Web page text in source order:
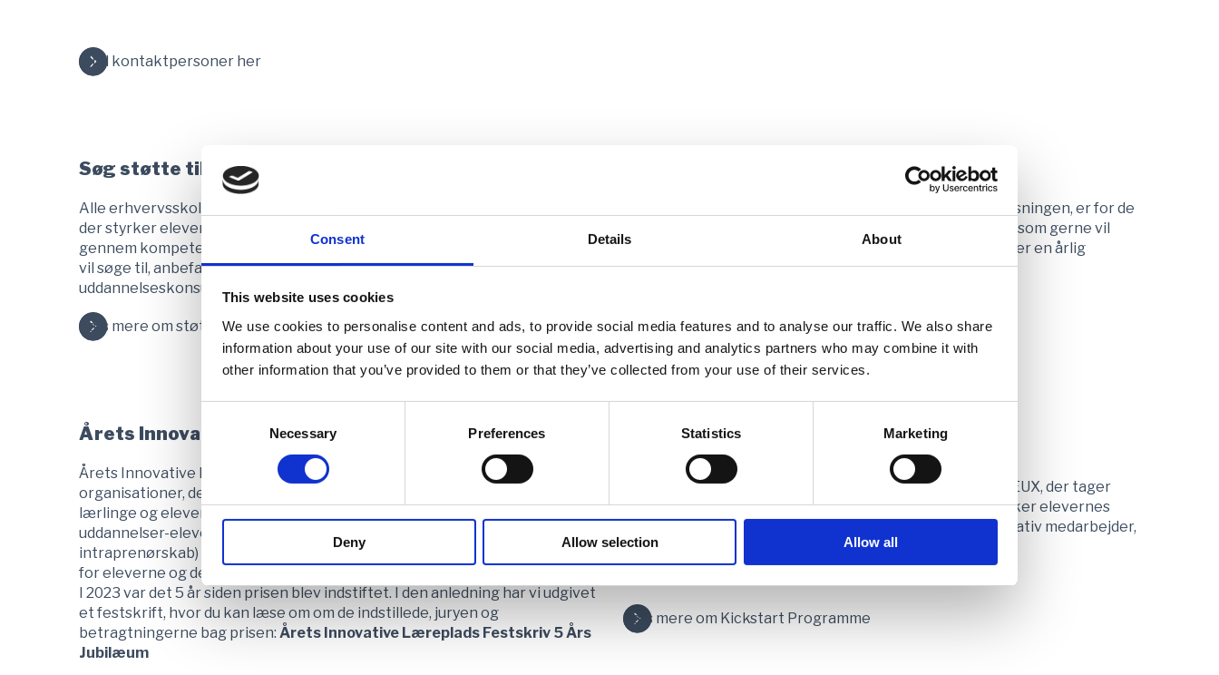
Consent Details About
This website uses cookies
We use cookies to personalise content and ads, to provide social media features and to analyse our traffic. We also share
information about your use of our site with our social media, advertising and analytics partners who may combine it with
other information that you’ve provided to them or that they’ve collected from your use of their services.
Necessary Preferences Statistics Marketing
Deny Allow selection Allow all
Find kontaktpersoner her
Søg støtte til undervisningsudvikling
Alle erhvervsskoler kan søge økonomisk støtte til udvikling af indsatser,
der styrker elevernes entreprenørskabskompetencer enten direkte eller
gennem kompetenceudvikling af lærere og instruktører. Uanset hvad man
vil søge til, anbefaler vi, at man tager kontakt til fondens
uddannelseskonsulent, inden man kaster sig over ansøgningen.
Læs mere om støttemulighederne her
Årets Innovative Læreplads
Årets Innovative Læreplads-prisen hædrer de virksomheder og
organisationer, der kan katalysere innovationskompetencerne hos deres
lærlinge og elever. Prisen er et udtryk for, hvordan en kobling af
uddannelser-elever-arbejdsgivere gennem innovation (eller
intraprenørskab) kan skabe fremtidsrelevans og umiddelbar værdi både
for eleverne og deres arbejdsgivere.
I 2023 var det 5 år siden prisen blev indstiftet. I den anledning har vi udgivet
et festskrift, hvor du kan læse om om de indstillede, juryen og
betragtningerne bag prisen: Årets Innovative Læreplads Festskriv 5 Års
Jubilæum
NEIS-netværk for undervisere
NEIS – netværk for entreprenørskab i skolen og undervisningen, er for de
lærere, som er optaget af iværksætteri og innovation og som gerne vil
finde og dele viden, erfaringer og inspiration. NEIS afholder en årlig
konference centralt i landet.
Find NEIS her
Et undervisningsforløb i iværksætteri for elever på EUD/EUX, der tager
afsæt i erhvervsuddannelsernes faglighed. Forløbet styrker elevernes
kompetencer til at skabe deres egen succes – som innovativ medarbejder,
leder eller selvstændig.
Læs mere om Kickstart Programme